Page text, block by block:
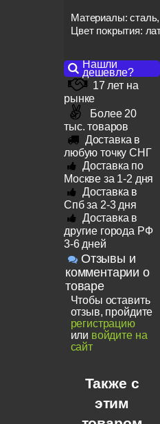
Материалы:
Цвет покрытия:
Нашли
дешевле?
17 лет на
рынке
Более 20
тыс. товаров
Доставка в
любую точку СНГ
Доставка по
Москве за 1-2 дня
Доставка в
Спб за 2-3 дня
Доставка в
другие города РФ
3-6 дней
Отзывы и
комментарии о
товаре
Чтобы оставить
отзыв, пройдите
регистрацию
или войдите на
сайт
Также с
этим